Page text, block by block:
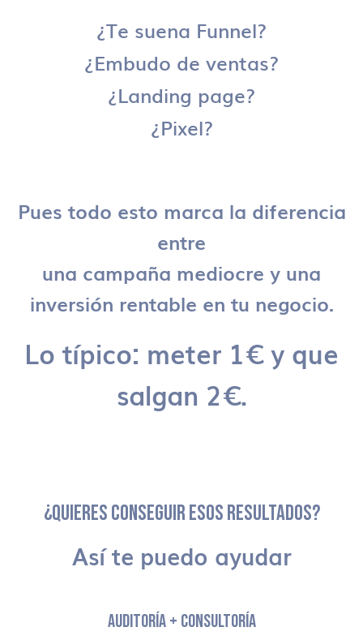
¿Te suena Funnel?
¿Embudo de ventas?
¿Landing page?
¿Pixel?
Pues todo esto marca la diferencia
entre
una campaña mediocre y una
inversión rentable en tu negocio.
Lo típico: meter 1€ y que
salgan 2€.
¿QUIERES CONSEGUIR ESOS RESULTADOS?
Así te puedo ayudar
AUDITORÍA + CONSULTORÍA